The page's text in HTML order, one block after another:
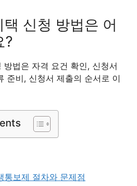
신청 방법은 어
?
법은 자격 요건 확인, 신청서
준비, 신청서 제출의 순서로 이
통보제 절차와 문제점